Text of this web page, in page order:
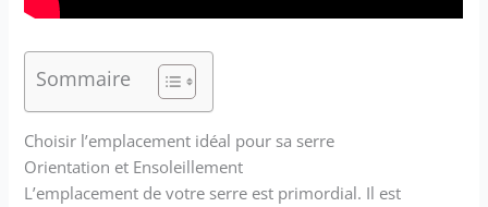
Sommaire
Choisir l’emplacement idéal pour sa serre
Orientation et Ensoleillement
L’emplacement de votre serre est primordial. Il est